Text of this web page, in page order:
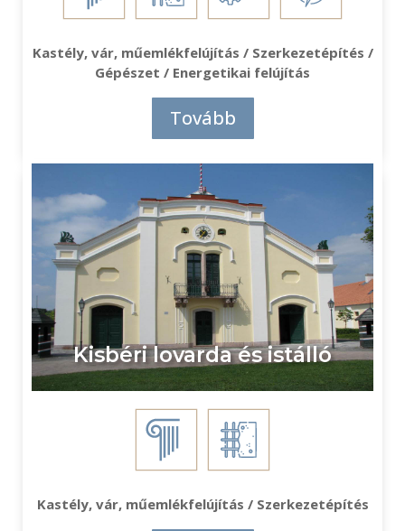
Kastély, vár, műemlékfelújítás / Szerkezetépítés /
Gépészet / Energetikai felújítás
Tovább
Kisbéri lovarda és istálló
Kastély, vár, műemlékfelújítás / Szerkezetépítés